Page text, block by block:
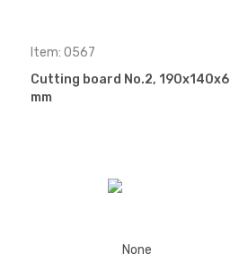
Item: 0567
Cutting board No.2, 190x140x6
mm